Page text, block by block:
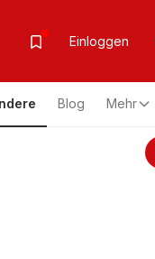
Einloggen
Blog Mehr